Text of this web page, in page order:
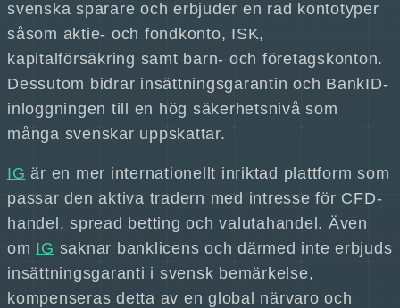
svenska sparare och erbjuder en rad kontotyper
såsom aktie- och fondkonto, ISK,
kapitalförsäkring samt barn- och företagskonton.
Dessutom bidrar insättningsgarantin och BankID-
inloggningen till en hög säkerhetsnivå som
många svenskar uppskattar.
IG är en mer internationellt inriktad plattform som
passar den aktiva tradern med intresse för CFD-
handel, spread betting och valutahandel. Även
om IG saknar banklicens och därmed inte erbjuds
insättningsgaranti i svensk bemärkelse,
kompenseras detta av en global närvaro och